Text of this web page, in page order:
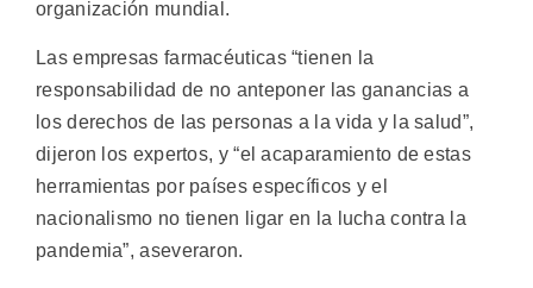
organización mundial.
Las empresas farmacéuticas “tienen la
responsabilidad de no anteponer las ganancias a
los derechos de las personas a la vida y la salud”,
dijeron los expertos, y “el acaparamiento de estas
herramientas por países específicos y el
nacionalismo no tienen ligar en la lucha contra la
pandemia”, aseveraron.